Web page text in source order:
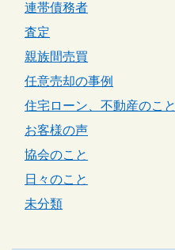
連帯債務者
査定
親族間売買
任意売却の事例
住宅ローン、不動産のこと
お客様の声
協会のこと
日々のこと
未分類